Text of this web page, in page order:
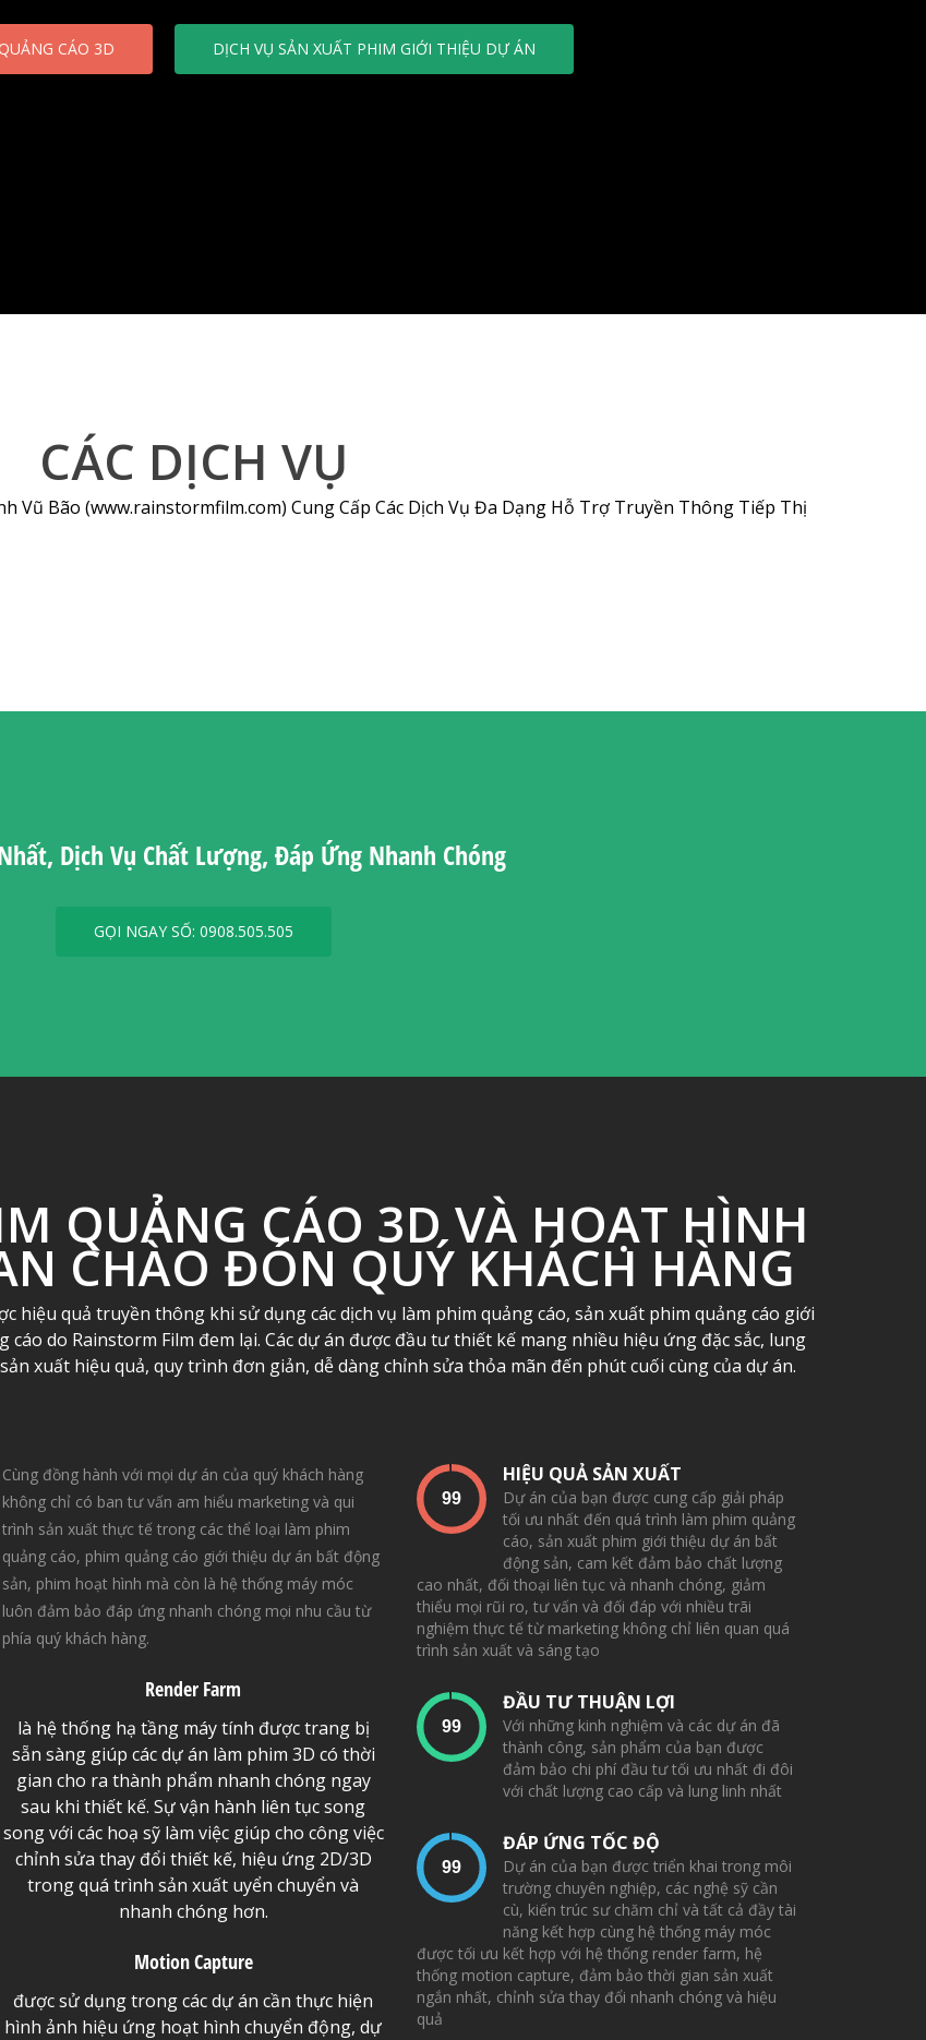
CÁO 3D DỊCH VỤ SẢN XUẤT PHIM GIỚI THIỆU DỰ ÁN
CÁC DỊCH VỤ
Vũ Bão (www.rainstormfilm.com) Cung Cấp Các Dịch Vụ Đa Dạng Hỗ Trợ Truyền Thông Tiếp Thị
Dịch Vụ Chất Lượng, Đáp Ứng Nhanh Chóng
GỌI NGAY SỐ: 0908.505.505
QUẢNG CÁO 3D VÀ HOẠT HÌNH
CHÀO ĐÓN QUÝ KHÁCH HÀNG
hiệu quả truyền thông khi sử dụng các dịch vụ làm phim quảng cáo, sản xuất phim quảng cáo giới
do Rainstorm Film đem lại. Các dự án được đầu tư thiết kế mang nhiều hiệu ứng đặc sắc, lung
xuất hiệu quả, quy trình đơn giản, dễ dàng chỉnh sửa thỏa mãn đến phút cuối cùng của dự án.
Cùng đồng hành với mọi dự án của quý khách hàng
không chỉ có ban tư vấn am hiểu marketing và qui
trình sản xuất thực tế trong các thể loại làm phim
quảng cáo, phim quảng cáo giới thiệu dự án bất động
sản, phim hoạt hình mà còn là hệ thống máy móc
luôn đảm bảo đáp ứng nhanh chóng mọi nhu cầu từ
phía quý khách hàng.
Render Farm
là hệ thống hạ tầng máy tính được trang bị
sẵn sàng giúp các dự án làm phim 3D có thời
gian cho ra thành phẩm nhanh chóng ngay
sau khi thiết kế. Sự vận hành liên tục song
song với các hoạ sỹ làm việc giúp cho công việc
chỉnh sửa thay đổi thiết kế, hiệu ứng 2D/3D
trong quá trình sản xuất uyển chuyển và
nhanh chóng hơn.
Motion Capture
được sử dụng trong các dự án cần thực hiện
hình ảnh hiệu ứng hoạt hình chuyển động, dự
HIỆU QUẢ SẢN XUẤT
Dự án của bạn được cung cấp giải pháp
tối ưu nhất đến quá trình làm phim quảng
cáo, sản xuất phim giới thiệu dự án bất
động sản, cam kết đảm bảo chất lượng
cao nhất, đối thoại liên tục và nhanh chóng, giảm
thiểu mọi rũi ro, tư vấn và đối đáp với nhiều trãi
nghiệm thực tế từ marketing không chỉ liên quan quá
trình sản xuất và sáng tạo
ĐẦU TƯ THUẬN LỢI
Với những kinh nghiệm và các dự án đã
thành công, sản phẩm của bạn được
đảm bảo chi phí đầu tư tối ưu nhất đi đôi
với chất lượng cao cấp và lung linh nhất
ĐÁP ỨNG TỐC ĐỘ
Dự án của bạn được triển khai trong môi
trường chuyên nghiệp, các nghệ sỹ cần
cù, kiến trúc sư chăm chỉ và tất cả đầy tài
năng kết hợp cùng hệ thống máy móc
được tối ưu kết hợp với hệ thống render farm, hệ
thống motion capture, đảm bảo thời gian sản xuất
ngắn nhất, chỉnh sửa thay đổi nhanh chóng và hiệu
quả